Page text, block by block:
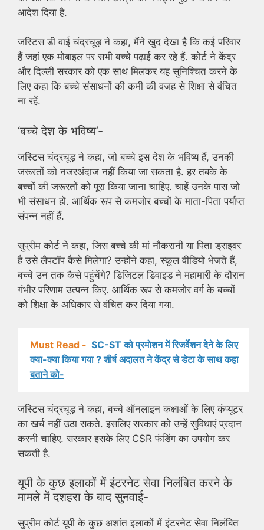
आदेश दिया है.
जस्टिस डी वाई चंद्रचूड़ ने कहा, मैंने खुद देखा है कि कई परिवार
हैं जहां एक मोबाइल पर सभी बच्चे पढ़ाई कर रहे हैं. कोर्ट ने केंद्र
और दिल्ली सरकार को एक साथ मिलकर यह सुनिश्चित करने के
लिए कहा कि बच्चे संसाधनों की कमी की वजह से शिक्षा से वंचित
ना रहें.
‘बच्चे देश के भविष्य’-
जस्टिस चंद्रचूड़ ने कहा, जो बच्चे इस देश के भविष्य हैं, उनकी
जरूरतों को नजरअंदाज नहीं किया जा सकता है. हर तबके के
बच्चों की जरूरतों को पूरा किया जाना चाहिए. चाहें उनके पास जो
भी संसाधन हों. आर्थिक रूप से कमजोर बच्चों के माता-पिता पर्याप्त
संपन्न नहीं हैं.
सुप्रीम कोर्ट ने कहा, जिस बच्चे की मां नौकरानी या पिता ड्राइवर
है उसे लैपटॉप कैसे मिलेगा? उन्होंने कहा, स्कूल वीडियो भेजते हैं,
बच्चे उन तक कैसे पहुंचेंगे? डिजिटल डिवाइड ने महामारी के दौरान
गंभीर परिणाम उत्पन्न किए. आर्थिक रूप से कमजोर वर्ग के बच्चों
को शिक्षा के अधिकार से वंचित कर दिया गया.
Must Read - SC-ST को प्रमोशन में रिजर्वेशन देने के लिए
क्या-क्‍या किया गया ? शीर्ष अदालत ने केंद्र से डेटा के साथ कहा
बताने को-
जस्टिस चंद्रचूड़ ने कहा, बच्चे ऑनलाइन कक्षाओं के लिए कंप्यूटर
का खर्च नहीं उठा सकते. इसलिए सरकार को उन्हें सुविधाएं प्रदान
करनी चाहिए. सरकार इसके लिए CSR फंडिंग का उपयोग कर
सकती है.
यूपी के कुछ इलाकों में इंटरनेट सेवा निलंबित करने के
मामले में दशहरा के बाद सुनवाई-
सुप्रीम कोर्ट यूपी के कुछ अशांत इलाकों में इंटरनेट सेवा निलंबित